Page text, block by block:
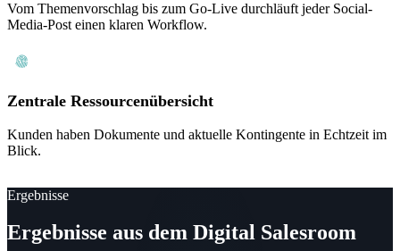
Vom Themenvorschlag bis zum Go-Live durchläuft jeder Social-
Media-Post einen klaren Workflow.
Zentrale Ressourcenübersicht
Kunden haben Dokumente und aktuelle Kontingente in Echtzeit im
Blick.
Ergebnisse
Ergebnisse aus dem Digital Salesroom